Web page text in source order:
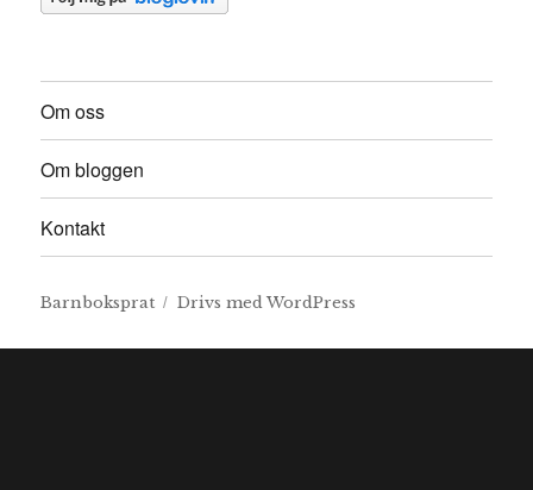
Om oss
Om bloggen
Kontakt
Barnboksprat Drivs med WordPress